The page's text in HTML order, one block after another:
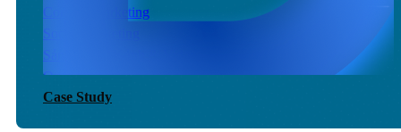
Content Marketing
Quảng cáo trả phí
Dịch vụ chăm sóc website
Case Study